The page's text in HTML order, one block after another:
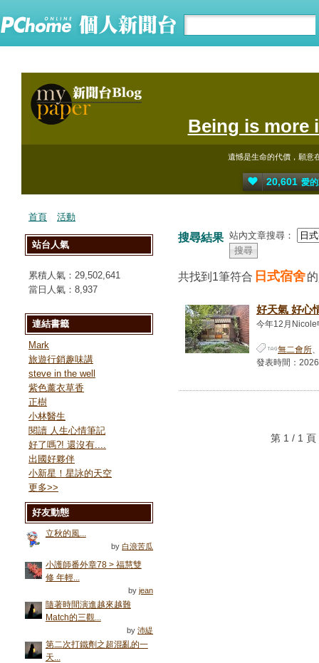
Being is more
遺憾是生命的代價，願意
20,601 愛
首頁 活動
搜尋結果 站內文章搜尋：
共找到1筆符合 日式宿舍
好天氣 好心
今年12月Nicole
無二會所
發表時間：
第 1 / 1
站台人氣
累積人氣： 29,502,641
當日人氣： 8,937
連結書籤
Mark
旅遊行銷趣味講
steve in the well
紫色薰衣草香
正樹
小林醫生
閱讀 人生心情筆記
好了嗎?! 還沒有....
出國好夥伴
小新星！星詠的天空
更多>>
好友動態
立秋的風...
by白浪苦瓜
小護師番外章78 > 福慧雙
修 年輕...
byjean
隨著時間演進越來越難
Match的三觀...
by沛緹
第二次打鐵劑之超混亂的一
天...